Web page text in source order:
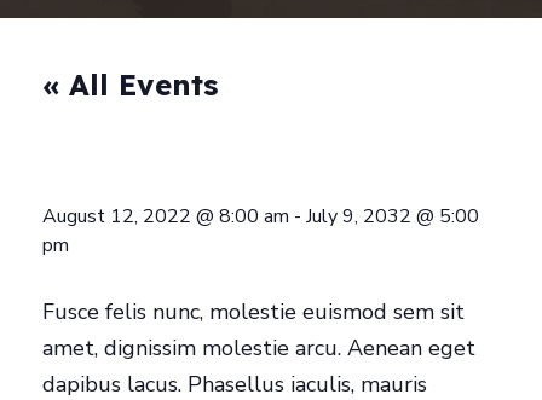
« All Events
August 12, 2022 @ 8:00 am - July 9, 2032 @ 5:00
pm
Fusce felis nunc, molestie euismod sem sit
amet, dignissim molestie arcu. Aenean eget
dapibus lacus. Phasellus iaculis, mauris